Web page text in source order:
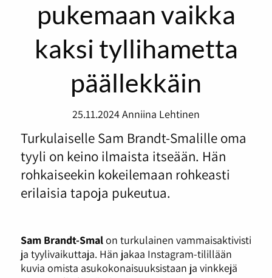
pukemaan vaikka
kaksi tyllihametta
päällekkäin
25.11.2024Anniina Lehtinen
Turkulaiselle Sam Brandt-Smalille oma
tyyli on keino ilmaista itseään. Hän
rohkaiseekin kokeilemaan rohkeasti
erilaisia tapoja pukeutua.
Sam Brandt-Smalon turkulainen vammaisaktivisti
ja tyylivaikuttaja. Hän jakaa Instagram-tilillään
kuvia omista asukokonaisuuksistaan ja vinkkejä